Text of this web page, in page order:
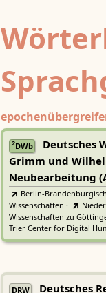
2DWb
Deutsches
Grimm und
Neubearbeitung
Berlin-
Wissenschaften ·
Wissenschaften zu
Trier Center for Digital
DRW Deutsches